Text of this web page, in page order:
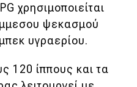
χρησιμοποιείται
ψεκασμού
υγραερίου.
120 ίππους και τα